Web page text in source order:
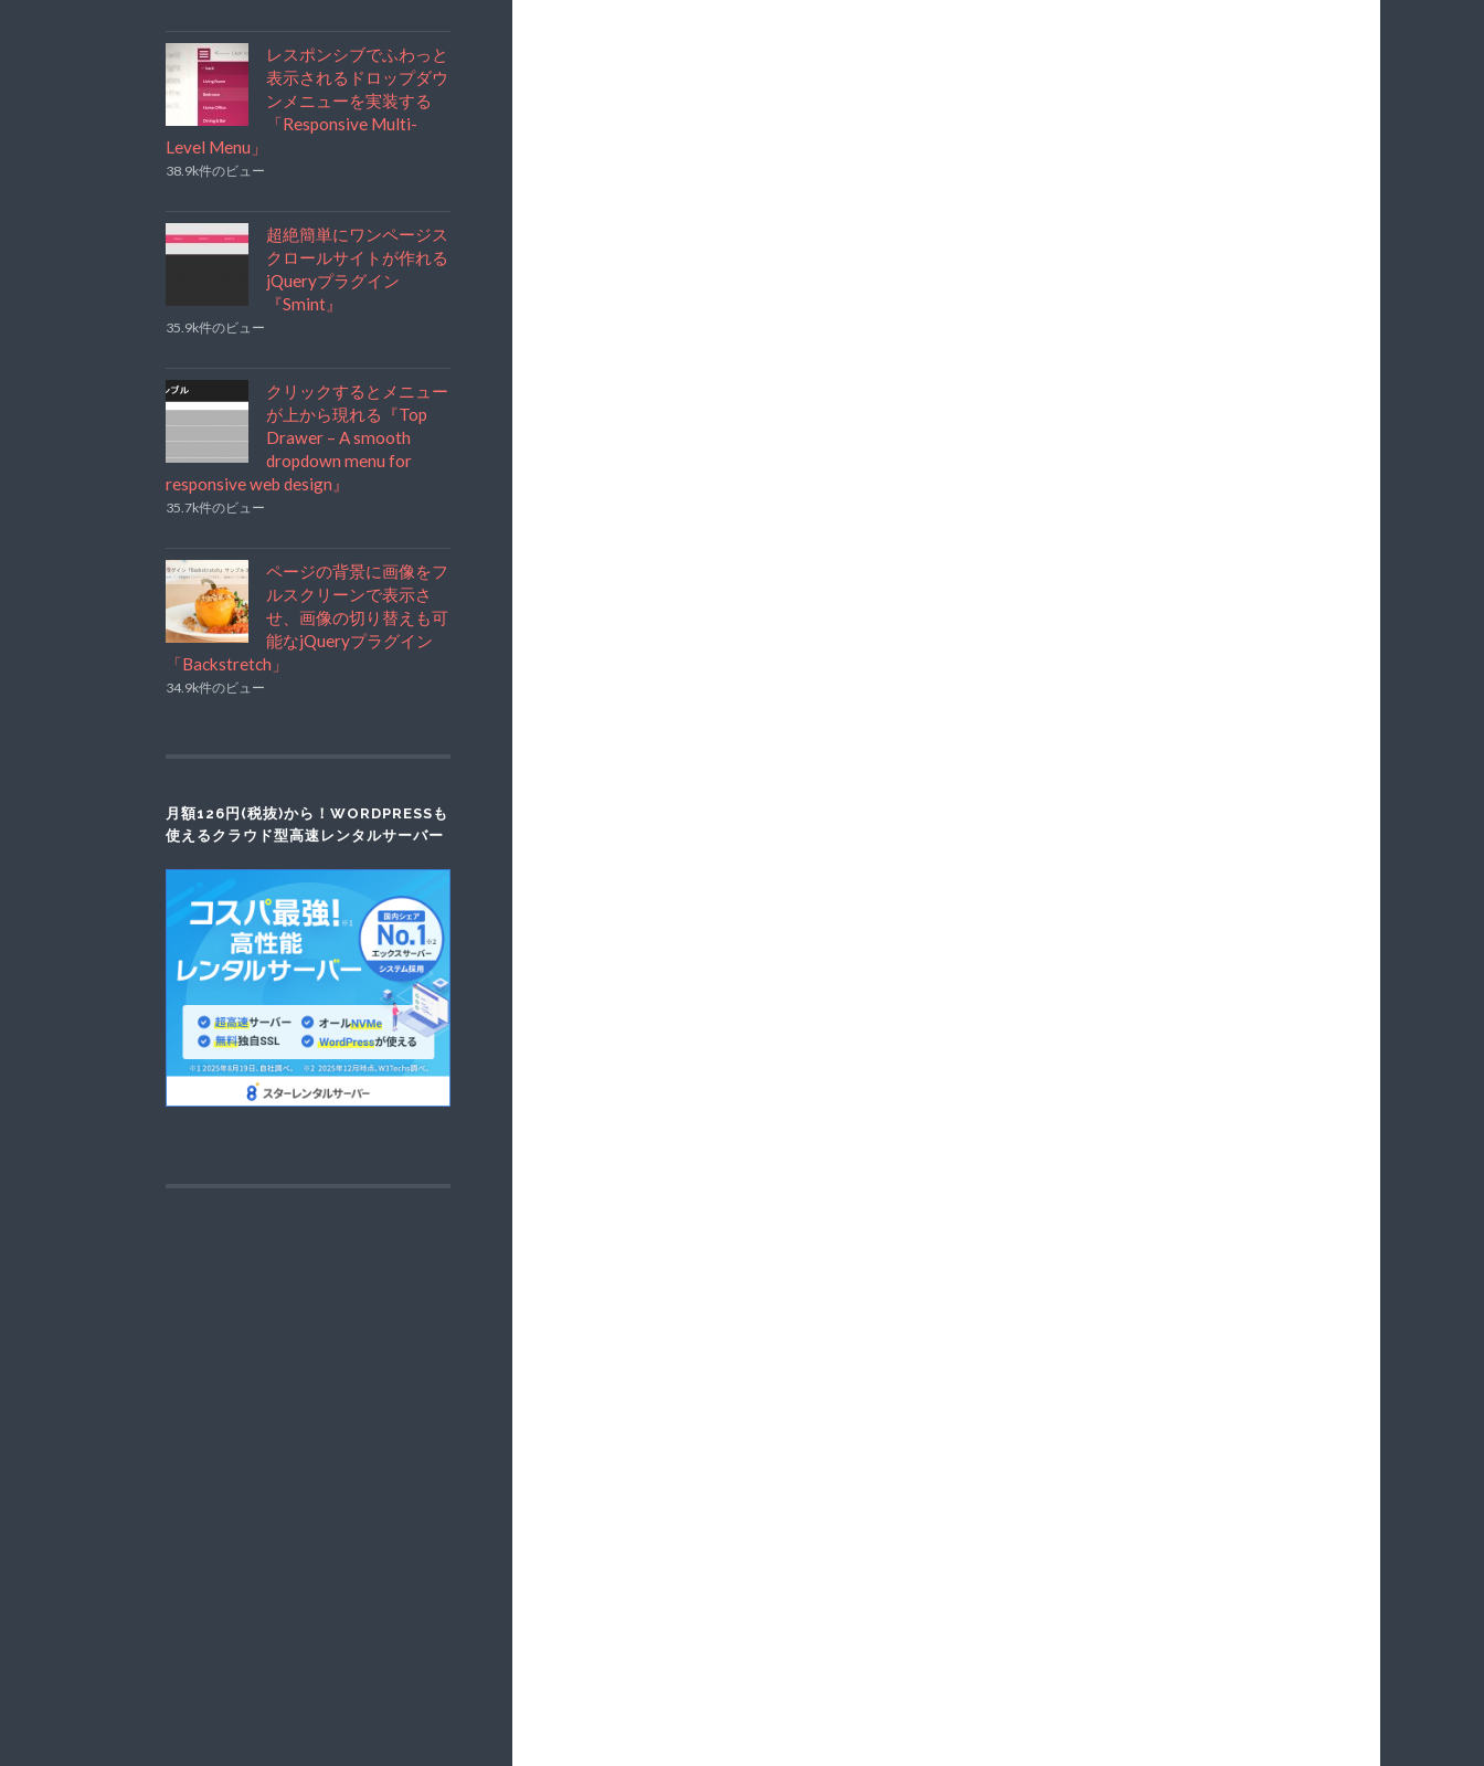
レスポンシブでふわっと
表示されるドロップダウ
ンメニューを実装する
「Responsive Multi-
Level Menu」
38.9k件のビュー
超絶簡単にワンページス
クロールサイトが作れる
jQueryプラグイン
『Smint』
35.9k件のビュー
クリックするとメニュー
が上から現れる『Top
Drawer – A smooth
dropdown menu for
responsive web design』
35.7k件のビュー
ページの背景に画像をフ
ルスクリーンで表示さ
せ、画像の切り替えも可
能なjQueryプラグイン
「Backstretch」
34.9k件のビュー
月額126円(税抜)から！WORDPRESSも
使えるクラウド型高速レンタルサーバー